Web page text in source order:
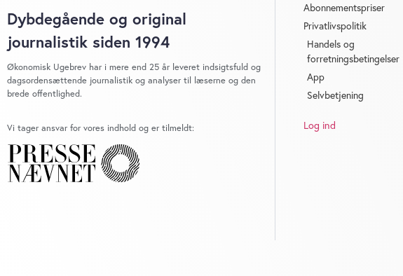
Dybdegående og original
journalistik siden 1994
Økonomisk Ugebrev har i mere end 25 år leveret indsigtsfuld og
dagsordensættende journalistik og analyser til læserne og den
brede offentlighed.
Vi tager ansvar for vores indhold og er tilmeldt:
Abonnementspriser
Privatlivspolitik
Handels og
forretningsbetingelser
App
Selvbetjening
Log ind